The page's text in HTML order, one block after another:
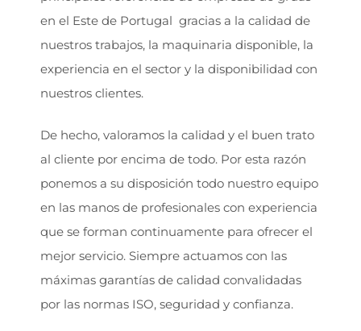
en el Este de Portugal gracias a la calidad de
nuestros trabajos, la maquinaria disponible, la
experiencia en el sector y la disponibilidad con
nuestros clientes.
De hecho, valoramos la calidad y el buen trato
al cliente por encima de todo. Por esta razón
ponemos a su disposición todo nuestro equipo
en las manos de profesionales con experiencia
que se forman continuamente para ofrecer el
mejor servicio. Siempre actuamos con las
máximas garantías de calidad convalidadas
por las normas ISO, seguridad y confianza.